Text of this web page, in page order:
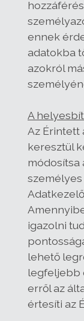
ennek
adatokba
azokról
A
Az
keresztül
módosítsa
személyes
igazolni
lehető
legfeljebb
erről az
értesíti az